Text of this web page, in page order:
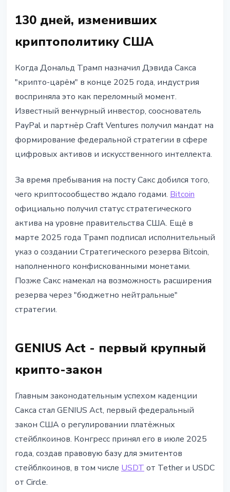
130 дней, изменивших
криптополитику США
Когда Дональд Трамп назначил Дэвида Сакса
"крипто-царём" в конце 2025 года, индустрия
восприняла это как переломный момент.
Известный венчурный инвестор, сооснователь
PayPal и партнёр Craft Ventures получил мандат на
формирование федеральной стратегии в сфере
цифровых активов и искусственного интеллекта.
За время пребывания на посту Сакс добился того,
чего криптосообщество ждало годами. Bitcoin
официально получил статус стратегического
актива на уровне правительства США. Ещё в
марте 2025 года Трамп подписал исполнительный
указ о создании Стратегического резерва Bitcoin,
наполненного конфискованными монетами.
Позже Сакс намекал на возможность расширения
резерва через "бюджетно нейтральные"
стратегии.
GENIUS Act - первый крупный
крипто-закон
Главным законодательным успехом каденции
Сакса стал GENIUS Act, первый федеральный
закон США о регулировании платёжных
стейблкоинов. Конгресс принял его в июле 2025
года, создав правовую базу для эмитентов
стейблкоинов, в том числе USDTот Tether и USDC
от Circle.